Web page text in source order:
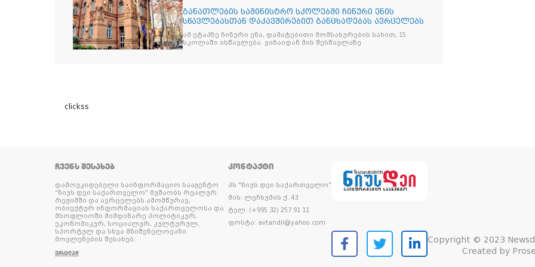
განათლების სამინისტრო სკოლებში ჩინური ენის
სწავლებასთან დაკავშირებით განცხადებას ავრცელებს
ამ ეტაპზე ჩინური ენა, დამატებითი მომსახურების სახით, 15
სკოლაში ისწავლება. ვინაიდან მის შესწავლაზე
clickss
ᲩᲕᲔᲜᲡ ᲨᲔᲡᲐᲮᲔᲑ
დამოუკიდებელი საინფორმაციო სააგენტო
“ნიუს დეი საქართველო” მუშაობს რეალურ
რეჟიმში და ავრცელებს ამომწურავ,
ობიექტურ ინფორმაციას საქართველოსა და
მსოფლიოში მიმდინარე პოლიტიკურ,
ეკონომიკურ, სოციალურ, კულტურულ,
სპორტულ და სხვა მნიშვნელოვანი
მოვლენების შესახებ.
ᲕᲠᲪᲚᲐᲓ
ᲙᲝᲜᲢᲐᲥᲢᲘ
პს "ნიუს დეი საქართველო"
მის: ლეჩხუმის ქ. 43
ტელ: (+995 32) 257 91 11
ფოსტა: avtandil@yahoo.com
Copyright © 2023
Created by